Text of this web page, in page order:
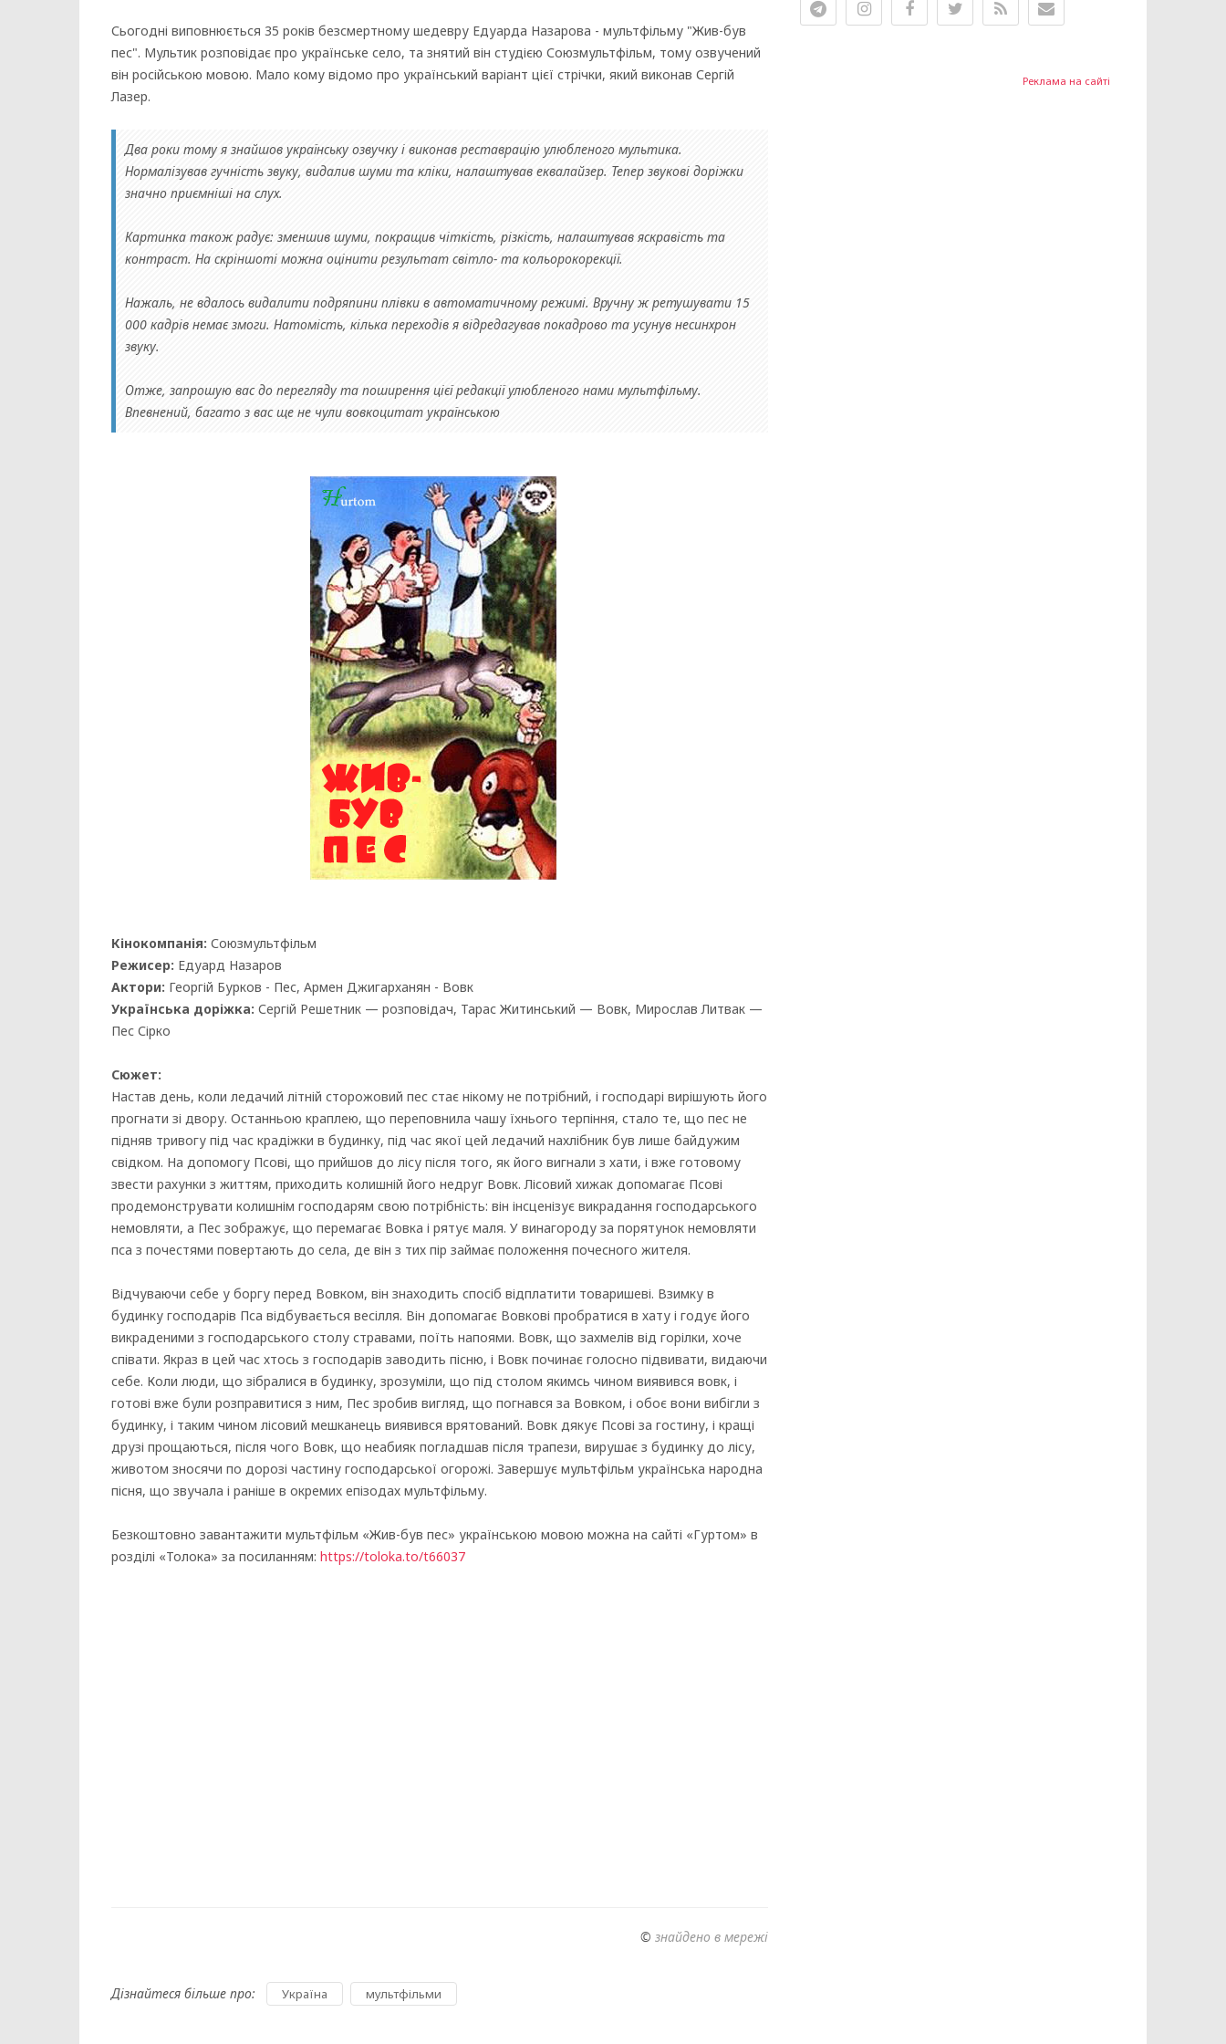
Сьогодні виповнюється 35 років безсмертному шедевру Едуарда Назарова - мультфільму "Жив-був
пес". Мультик розповідає про українське село, та знятий він студією Союзмультфільм, тому озвучений
він російською мовою. Мало кому відомо про український варіант цієї стрічки, який виконав Сергій
Лазер.
Два роки тому я знайшов українську озвучку і виконав реставрацію улюбленого мультика.
Нормалізував гучність звуку, видалив шуми та кліки, налаштував еквалайзер. Тепер звукові доріжки
значно приємніші на слух.
Картинка також радує: зменшив шуми, покращив чіткість, різкість, налаштував яскравість та
контраст. На скріншоті можна оцінити результат світло- та кольорокорекції.
Нажаль, не вдалось видалити подряпини плівки в автоматичному режимі. Вручну ж ретушувати 15
000 кадрів немає змоги. Натомість, кілька переходів я відредагував покадрово та усунув несинхрон
звуку.
Отже, запрошую вас до перегляду та поширення цієї редакції улюбленого нами мультфільму.
Впевнений, багато з вас ще не чули вовкоцитат українською
Кінокомпанія: Союзмультфільм
Режисер: Едуард Назаров
Актори: Георгій Бурков - Пес, Армен Джигарханян - Вовк
Українська доріжка: Сергій Решетник — розповідач, Тарас Житинський — Вовк, Мирослав Литвак —
Пес Сірко
Сюжет:
Настав день, коли ледачий літній сторожовий пес стає нікому не потрібний, і господарі вирішують його
прогнати зі двору. Останньою краплею, що переповнила чашу їхнього терпіння, стало те, що пес не
підняв тривогу під час крадіжки в будинку, під час якої цей ледачий нахлібник був лише байдужим
свідком. На допомогу Псові, що прийшов до лісу після того, як його вигнали з хати, і вже готовому
звести рахунки з життям, приходить колишній його недруг Вовк. Лісовий хижак допомагає Псові
продемонструвати колишнім господарям свою потрібність: він інсценізує викрадання господарського
немовляти, а Пес зображує, що перемагає Вовка і рятує маля. У винагороду за порятунок немовляти
пса з почестями повертають до села, де він з тих пір займає положення почесного жителя.
Відчуваючи себе у боргу перед Вовком, він знаходить спосіб відплатити товаришеві. Взимку в
будинку господарів Пса відбувається весілля. Він допомагає Вовкові пробратися в хату і годує його
викраденими з господарського столу стравами, поїть напоями. Вовк, що захмелів від горілки, хоче
співати. Якраз в цей час хтось з господарів заводить пісню, і Вовк починає голосно підвивати, видаючи
себе. Коли люди, що зібралися в будинку, зрозуміли, що під столом якимсь чином виявився вовк, і
готові вже були розправитися з ним, Пес зробив вигляд, що погнався за Вовком, і обоє вони вибігли з
будинку, і таким чином лісовий мешканець виявився врятований. Вовк дякує Псові за гостину, і кращі
друзі прощаються, після чого Вовк, що неабияк погладшав після трапези, вирушає з будинку до лісу,
животом зносячи по дорозі частину господарської огорожі. Завершує мультфільм українська народна
пісня, що звучала і раніше в окремих епізодах мультфільму.
Безкоштовно завантажити мультфільм «Жив-був пес» українською мовою можна на сайті «Гуртом» в
розділі «Толока» за посиланням: https://toloka.to/t66037
© знайдено в мережі
Дізнайтеся більше про: Україна мультфільми
Реклама на сайті